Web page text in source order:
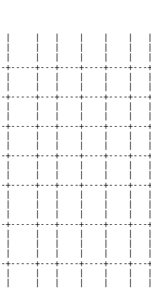
|     |   |    |    |    |   |    |    |     |
|------------------+----+----+----+----+----+----+----+-----+---+----+----+----+---+----+----+-----|
|    Придбання     |2100|400 |    |    |    |    |    |     |   |    |    |    |   |    |    |     |
|основного капіталу|    |    |    |    |    |    |    |     |   |    |    |    |   |    |    |     |
|------------------+----+----+----+----+----+----+----+-----+---+----+----+----+---+----+----+-----|
|Придбання         |2110|410 |    |    |    |    |    |     |   |    |    |    |   |    |    |     |
|обладнання і      |    |    |    |    |    |    |    |     |   |    |    |    |   |    |    |     |
|предметів         |    |    |    |    |    |    |    |     |   |    |    |    |   |    |    |     |
|довгострокового   |    |    |    |    |    |    |    |     |   |    |    |    |   |    |    |     |
|користування      |    |    |    |    |    |    |    |     |   |    |    |    |   |    |    |     |
|------------------+----+----+----+----+----+----+----+-----+---+----+----+----+---+----+----+-----|
|Капітальне        |2120|420 |    |    |    |    |    |     |   |    |    |    |   |    |    |     |
|будівництво       |    |    |    |    |    |    |    |     |   |    |    |    |   |    |    |     |
|(придбання)       |    |    |    |    |    |    |    |     |   |    |    |    |   |    |    |     |
|------------------+----+----+----+----+----+----+----+-----+---+----+----+----+---+----+----+-----|
|Будівництво       |2121|430 |    |    |    |    |    |     |   |    |    |    |   |    |    |     |
|(придбання) житла |    |    |    |    |    |    |    |     |   |    |    |    |   |    |    |     |
|------------------+----+----+----+----+----+----+----+-----+---+----+----+----+---+----+----+-----|
|Будівництво       |2122|440 |    |    |    |    |    |     |   |    |    |    |   |    |    |     |
|(придбання)       |    |    |    |    |    |    |    |     |   |    |    |    |   |    |    |     |
|адміністративних  |    |    |    |    |    |    |    |     |   |    |    |    |   |    |    |     |
|об'єктів          |    |    |    |    |    |    |    |     |   |    |    |    |   |    |    |     |
|------------------+----+----+----+----+----+----+----+-----+---+----+----+----+---+----+----+-----|
|Інше будівництво  |2123|450 |    |    |    |    |    |     |   |    |    |    |   |    |    |     |
|(придбання)       |    |    |    |    |    |    |    |     |   |    |    |    |   |    |    |     |
|------------------+----+----+----+----+----+----+----+-----+---+----+----+----+---+----+----+-----|
|Капітальний       |2130|460 |    |    |    |    |    |     |   |    |    |    |   |    |    |     |
|ремонт,           |    |    |    |    |    |    |    |     |   |    |    |    |   |    |    |     |
|реконструкція та  |    |    |    |    |    |    |    |     |   |    |    |    |   |    |    |     |
|реставрація       |    |    |    |    |    |    |    |     |   |    |    |    |   |    |    |     |